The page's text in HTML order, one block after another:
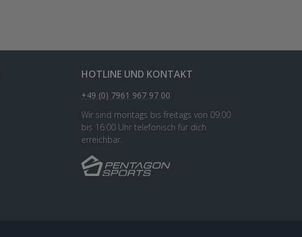
HOTLINE UND KONTAKT
+49 (0) 7961 967 97 00
Wir sind montags bis freitags von 09:00
bis 16:00 Uhr telefonisch für dich
erreichbar.